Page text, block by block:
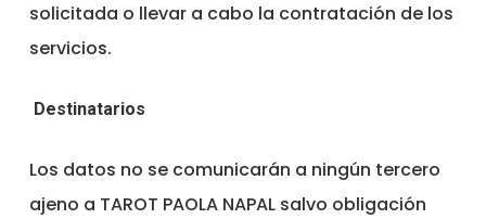
solicitada o llevar a cabo la contratación de los
servicios.
Destinatarios
Los datos no se comunicarán a ningún tercero
ajeno a TAROT PAOLA NAPAL salvo obligación